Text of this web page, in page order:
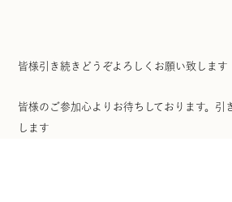
皆様引き続きどうぞよろしくお願い致します
皆様のご参加心よりお待ちしております。引
します